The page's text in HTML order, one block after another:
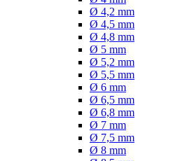
Ø 4,2 mm
Ø 4,5 mm
Ø 4,8 mm
Ø 5 mm
Ø 5,2 mm
Ø 5,5 mm
Ø 6 mm
Ø 6,5 mm
Ø 6,8 mm
Ø 7 mm
Ø 7,5 mm
Ø 8 mm